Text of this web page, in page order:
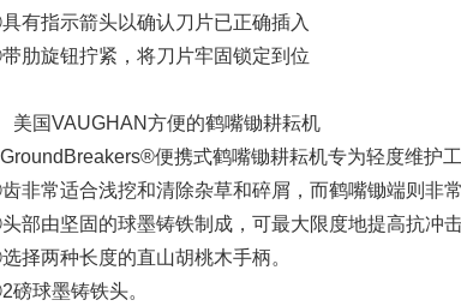
有指示箭头以确认刀片已正确插入
肋旋钮拧紧，将刀片牢固锁定到位
美国VAUGHAN方便的鹤嘴锄耕耘机
便携式鹤嘴锄耕耘机专为轻度维护
非常适合浅挖和清除杂草和碎屑，而鹤嘴锄端则非
部由坚固的球墨铸铁制成，可最大限度地提高抗冲
择两种长度的直山胡桃木手柄。
磅球墨铸铁头。